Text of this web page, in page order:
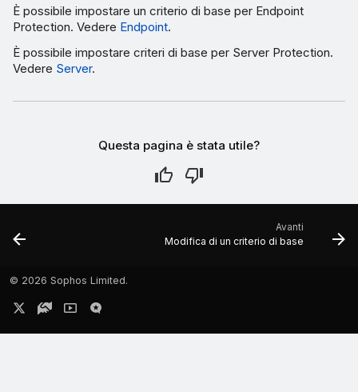
È possibile impostare un criterio di base per Endpoint
Protection. Vedere Endpoint.
È possibile impostare criteri di base per Server Protection.
Vedere Server.
Questa pagina è stata utile?
Avanti
Modifica di un criterio di base
© 2026 Sophos Limited.